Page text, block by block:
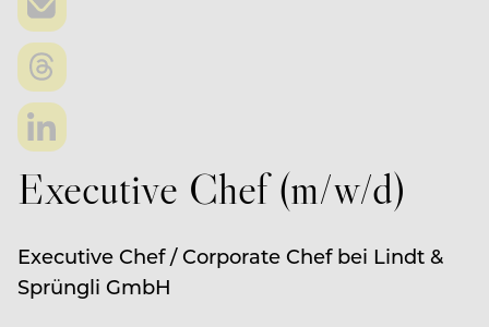
Executive Chef (m/w/d)
Executive Chef / Corporate Chef bei Lindt &
Sprüngli GmbH